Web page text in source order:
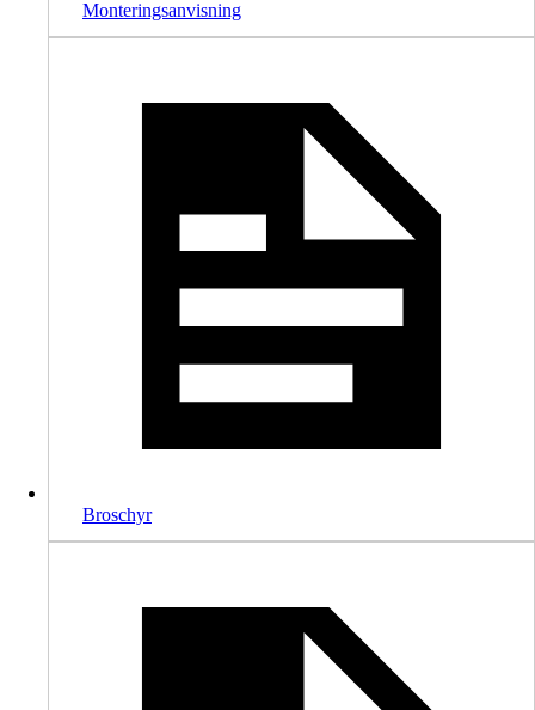
Monteringsanvisning
Broschyr